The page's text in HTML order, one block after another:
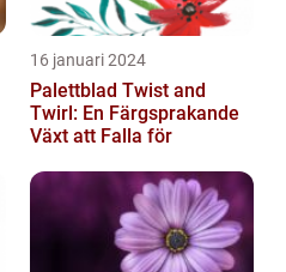
16 januari 2024
Palettblad Twist and
Twirl: En Färgsprakande
Växt att Falla för